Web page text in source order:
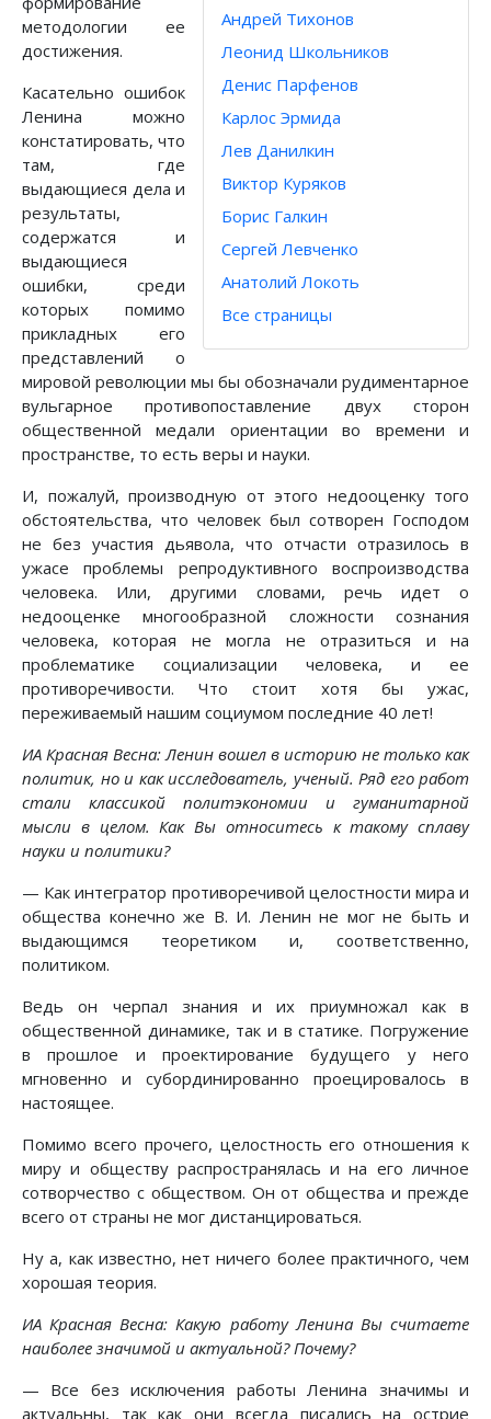
Андрей Тихонов
Леонид Школьников
Денис Парфенов
Карлос Эрмида
Лев Данилкин
Виктор Куряков
Борис Галкин
Сергей Левченко
Анатолий Локоть
Все страницы
методологии ее
достижения.
Касательно ошибок
Ленина можно
констатировать, что
там, где
выдающиеся дела и
результаты,
содержатся и
выдающиеся
ошибки, среди
которых помимо
прикладных его
представлений о
мировой революции мы бы обозначали рудиментарное
вульгарное противопоставление двух сторон
общественной медали ориентации во времени и
пространстве, то есть веры и науки.
И, пожалуй, производную от этого недооценку того
обстоятельства, что человек был сотворен Господом
не без участия дьявола, что отчасти отразилось в
ужасе проблемы репродуктивного воспроизводства
человека. Или, другими словами, речь идет о
недооценке многообразной сложности сознания
человека, которая не могла не отразиться и на
проблематике социализации человека, и ее
противоречивости. Что стоит хотя бы ужас,
переживаемый нашим социумом последние 40 лет!
ИА Красная Весна: Ленин вошел в историю не только как
политик, но и как исследователь, ученый. Ряд его работ
стали классикой политэкономии и гуманитарной
мысли в целом. Как Вы относитесь к такому сплаву
науки и политики?
— Как интегратор противоречивой целостности мира и
общества конечно же В. И. Ленин не мог не быть и
выдающимся теоретиком и, соответственно,
политиком.
Ведь он черпал знания и их приумножал как в
общественной динамике, так и в статике. Погружение
в прошлое и проектирование будущего у него
мгновенно и субординированно проецировалось в
настоящее.
Помимо всего прочего, целостность его отношения к
миру и обществу распространялась и на его личное
сотворчество с обществом. Он от общества и прежде
всего от страны не мог дистанцироваться.
Ну а, как известно, нет ничего более практичного, чем
хорошая теория.
ИА Красная Весна: Какую работу Ленина Вы считаете
наиболее значимой и актуальной? Почему?
— Все без исключения работы Ленина значимы и
актуальны, так как они всегда писались на острие